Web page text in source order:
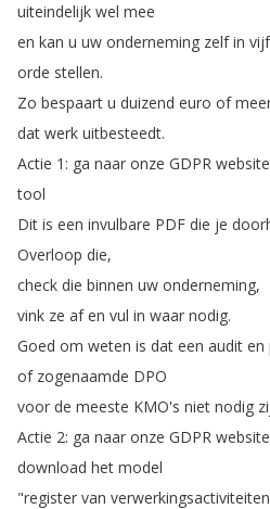
uiteindelijk wel mee
en kan u uw onderneming zelf in vijf
orde stellen.
Zo bespaart u duizend euro of
dat werk uitbesteedt.
Actie 1: ga naar onze GDPR website
tool
Dit is een invulbare PDF die je
Overloop die,
check die binnen uw onderneming,
vink ze af en vul in waar nodig.
Goed om weten is dat een audit en
of zogenaamde DPO
voor de meeste KMO's niet nodig
Actie 2: ga naar onze GDPR website
download het model
"register van verwerkingsactiviteiten